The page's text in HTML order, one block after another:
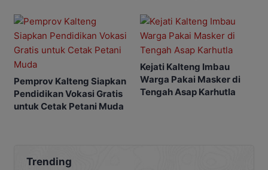
Pemprov Kalteng Siapkan
Pendidikan Vokasi Gratis
untuk Cetak Petani Muda
Kejati Kalteng Imbau
Warga Pakai Masker di
Tengah Asap Karhutla
Trending